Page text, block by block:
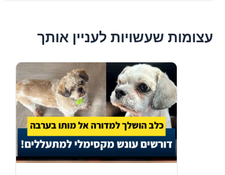
עצומות שעשויות לעניין אותך